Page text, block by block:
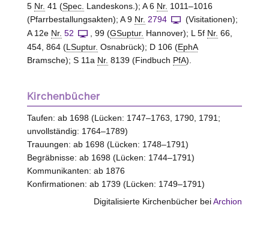
5 Nr. 41 (Spec. Landeskons.); A 6 Nr. 1011–1016
(Pfarrbestallungsakten); A 9 Nr. 2794
(Visitationen);
A 12e Nr. 52 , 99 (GSuptur. Hannover); L 5f Nr. 66,
454, 864 (LSuptur. Osnabrück); D 106 (EphA
Bramsche); S 11a Nr. 8139 (Findbuch PfA).
Kirchenbücher
Taufen: ab 1698 (Lücken: 1747–1763, 1790, 1791;
unvollständig: 1764–1789)
Trauungen: ab 1698 (Lücken: 1748–1791)
Begräbnisse: ab 1698 (Lücken: 1744–1791)
Kommunikanten: ab 1876
Konfirmationen: ab 1739 (Lücken: 1749–1791)
Digitalisierte Kirchenbücher beiArchion